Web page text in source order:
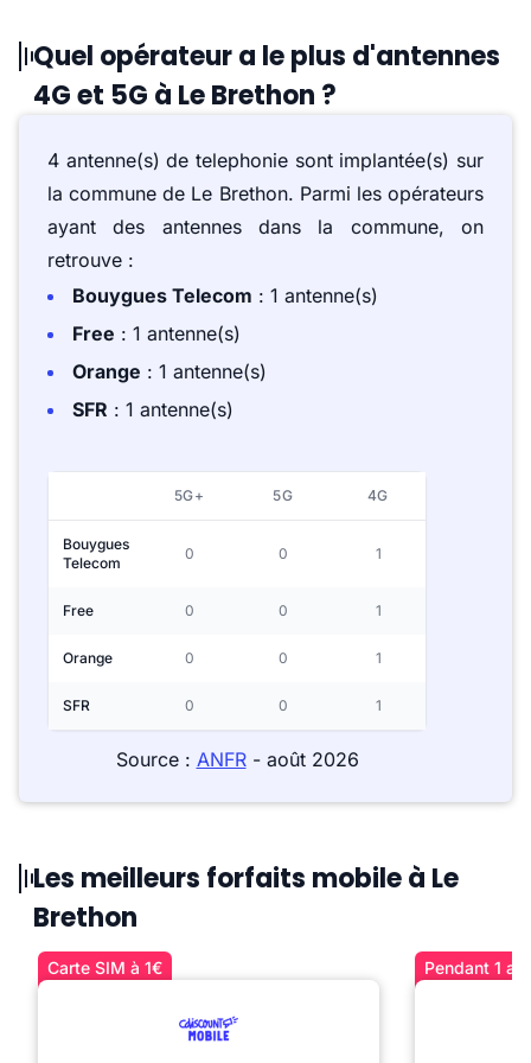
Quel opérateur a le plus d'antennes
4G et 5G à Le Brethon ?
4 antenne(s) de telephonie sont implantée(s) sur
la commune de Le Brethon. Parmi les opérateurs
ayant des antennes dans la commune, on
retrouve :
Bouygues Telecom : 1 antenne(s)
Free : 1 antenne(s)
Orange : 1 antenne(s)
SFR : 1 antenne(s)
5G+ 5G 4G
Bouygues
Telecom
0 0 1
Free 0 0 1
Orange 0 0 1
SFR 0 0 1
Source : ANFR- août 2026
Les meilleurs forfaits mobile à Le
Brethon
Carte SIM à 1€ Pendant 1